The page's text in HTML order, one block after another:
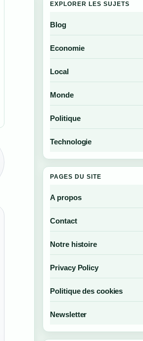
EXPLORER LES SUJETS
Blog
Economie
Local
Monde
Politique
Technologie
PAGES DU SITE
A propos
Contact
Notre histoire
Privacy Policy
Politique des cookies
Newsletter